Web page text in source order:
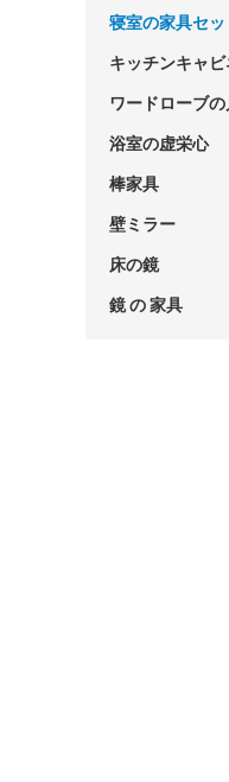
寝室の家具セッ
キッチンキャビ
ワードローブの
浴室の虚栄心
棒家具
壁ミラー
床の鏡
鏡 の 家具